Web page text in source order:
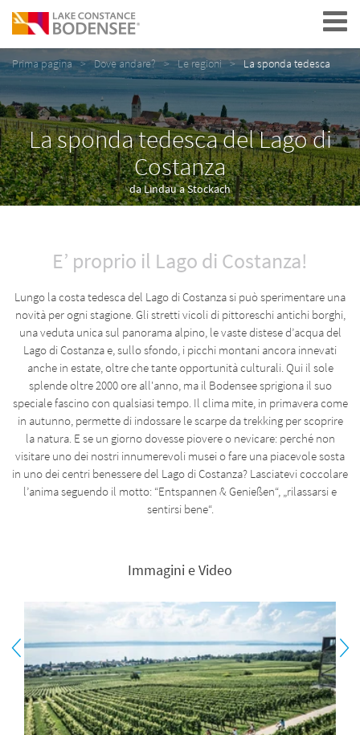
Navigation
Prima pagina Dove andare? Le regioni La sponda tedesca
La sponda tedesca del Lago di
Costanza
da Lindau a Stockach
E’ proprio il Lago di Costanza!
Lungo la costa tedesca del Lago di Costanza si può sperimentare una
novità per ogni stagione. Gli stretti vicoli di pittoreschi antichi borghi,
una veduta unica sul panorama alpino, le vaste distese d’acqua del
Lago di Costanza e, sullo sfondo, i picchi montani ancora innevati
anche in estate, oltre che tante opportunità culturali. Qui il sole
splende oltre 2000 ore all'anno, ma il Bodensee sprigiona il suo
speciale fascino con qualsiasi tempo. Il clima mite, in primavera come
in autunno, permette di indossare le scarpe da trekking per scoprire
la natura. E se un giorno dovesse piovere o nevicare: perché non
visitare uno dei nostri innumerevoli musei o fare una piacevole sosta
in uno dei centri benessere del Lago di Costanza? Lasciatevi coccolare
l’anima seguendo il motto: “Entspannen & Genießen“, „rilassarsi e
sentirsi bene“.
Immagini e Video